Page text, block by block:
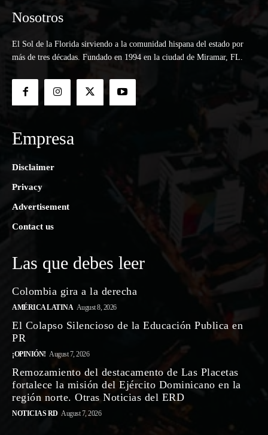
Nosotros
El Sol de la Florida sirviendo a la comunidad hispana del estado por
más de tres décadas. Fundado en 1994 en la ciudad de Miramar, FL.
Empresa
Disclaimer
Privacy
Advertisement
Contact us
Las que debes leer
Colombia gira a la derecha
AMÉRICA LATINA August 8, 2026
El Colapso Silencioso de la Educación Publica en
PR
¡OPINIÓN! August 7, 2026
Remozamiento del destacamento de Las Placetas
fortalece la misión del Ejército Dominicano en la
región norte. Otras Noticias del ERD
NOTICIAS RD August 7, 2026